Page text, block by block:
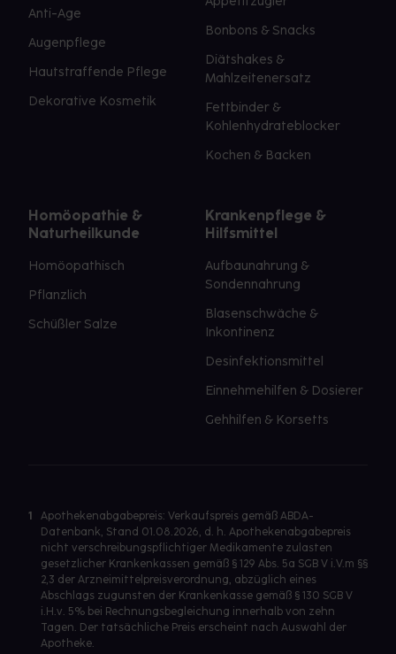
Anti-Age
Augenpflege
Hautstraffende Pflege
Dekorative Kosmetik
Bonbons & Snacks
Diätshakes &
Mahlzeitenersatz
Fettbinder &
Kohlenhydrateblocker
Kochen & Backen
Homöopathie &
Naturheilkunde
Homöopathisch
Pflanzlich
Schüßler Salze
Krankenpflege &
Hilfsmittel
Aufbaunahrung &
Sondennahrung
Blasenschwäche &
Inkontinenz
Desinfektionsmittel
Einnehmehilfen & Dosierer
Gehhilfen & Korsetts
1
Apothekenabgabepreis: Verkaufspreis gemäß ABDA-
Datenbank, Stand 01.08.2026, d. h. Apothekenabgabepreis
nicht verschreibungspflichtiger Medikamente zulasten
gesetzlicher Krankenkassen gemäß § 129 Abs. 5a SGB V i.V.m §§
2,3 der Arzneimittelpreisverordnung, abzüglich eines
Abschlags zugunsten der Krankenkasse gemäß § 130 SGB V
i.H.v. 5% bei Rechnungsbegleichung innerhalb von zehn
Tagen. Der tatsächliche Preis erscheint nach Auswahl der
Apotheke.